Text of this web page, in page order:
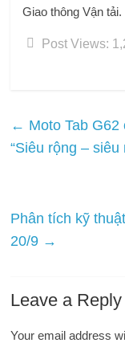
Giao thông Vận tải.
Post Views:
← Moto Tab
“Siêu rộng – siêu
Phân tích kỹ
20/9 →
Leave a Reply
Your email address